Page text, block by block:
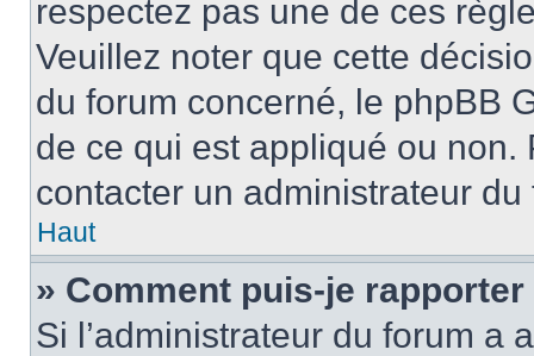
respectez pas une de ces
Veuillez noter que cette
du forum concerné, le phpBB
de ce qui est appliqué ou non.
contacter un administrateur du
Haut
» Comment puis-je
Si l’administrateur du forum a